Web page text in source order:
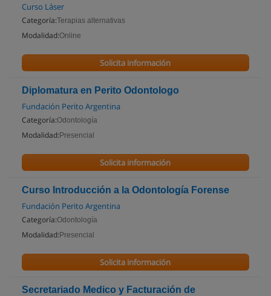
Curso Láser
Categoría:Terapias alternativas
Modalidad:Online
Solicita información
Diplomatura en Perito Odontologo
Fundación Perito Argentina
Categoría:Odontología
Modalidad: Presencial
Solicita información
Curso Introducción a la Odontología Forense
Fundación Perito Argentina
Categoría:Odontología
Modalidad: Presencial
Solicita información
Secretariado Medico y Facturación de